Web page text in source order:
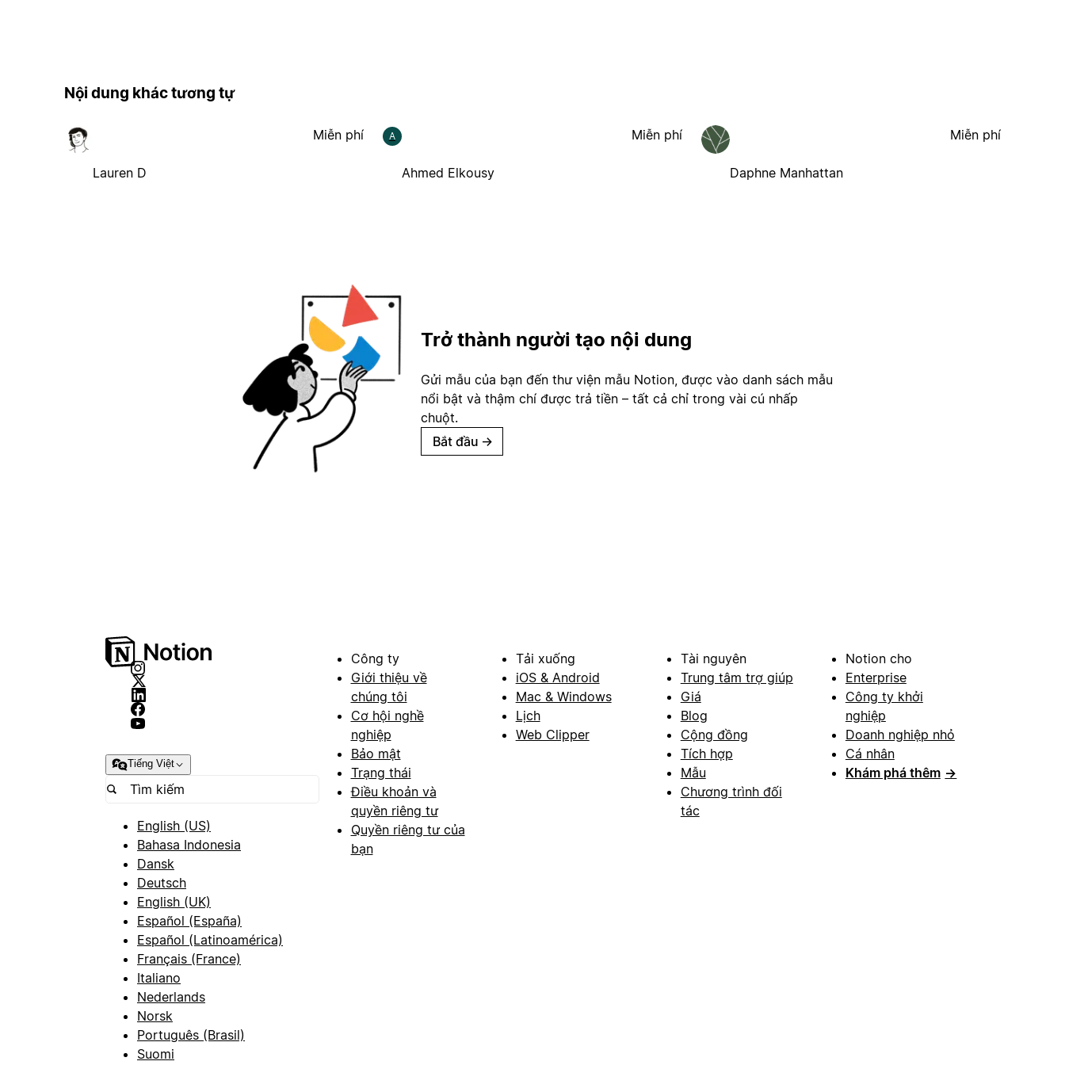
Nội dung khác tương tự
Lauren D
Miễn phí A
Ahmed Elkousy
Miễn phí
Daphne Manhattan
Miễn phí
Trở thành người tạo nội dung
Gửi mẫu của bạn đến thư viện mẫu Notion, được vào danh sách mẫu
nổi bật và thậm chí được trả tiền – tất cả chỉ trong vài cú nhấp
chuột.
Bắt đầu →
Tiếng Việt
English (US)
Bahasa Indonesia
Dansk
Deutsch
English (UK)
Español (España)
Español (Latinoamérica)
Français (France)
Italiano
Nederlands
Norsk
Português (Brasil)
Suomi
Công ty
Giới thiệu về
chúng tôi
Cơ hội nghề
nghiệp
Bảo mật
Trạng thái
Điều khoản và
quyền riêng tư
Quyền riêng tư của
bạn
Tải xuống
iOS & Android
Mac & Windows
Lịch
Web Clipper
Tài nguyên
Trung tâm trợ giúp
Giá
Blog
Cộng đồng
Tích hợp
Mẫu
Chương trình đối
tác
Notion cho
Enterprise
Công ty khởi
nghiệp
Doanh nghiệp nhỏ
Cá nhân
Khám phá thêm →